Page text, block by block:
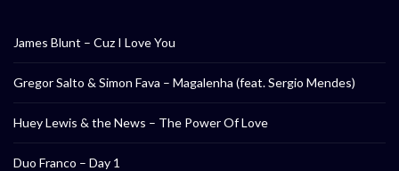
James Blunt – Cuz I Love You
Gregor Salto & Simon Fava – Magalenha (feat. Sergio Mendes)
Huey Lewis & the News – The Power Of Love
Duo Franco – Day 1